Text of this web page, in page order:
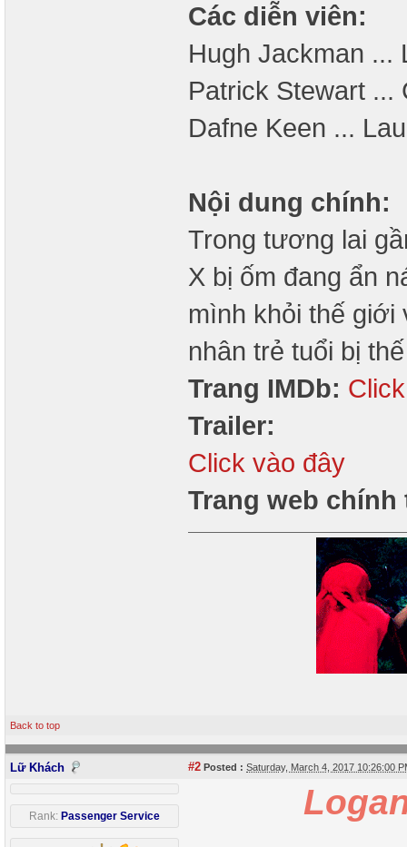
Các diễn viên:
Hugh Jackman ...
Patrick Stewart ...
Dafne Keen ...
Nội dung chính:
Trong tương lai
X bị ốm đang ẩn
mình khỏi thế giới
nhân trẻ tuổi bị
Trang IMDb:
Trailer:
Click vào đây
Trang web
Back to top
Lữ Khách #2 Posted : Saturday, March 4, 2017 10:26:00
Rank: Passenger Service